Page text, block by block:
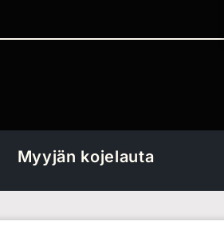
Myyjän kojelauta